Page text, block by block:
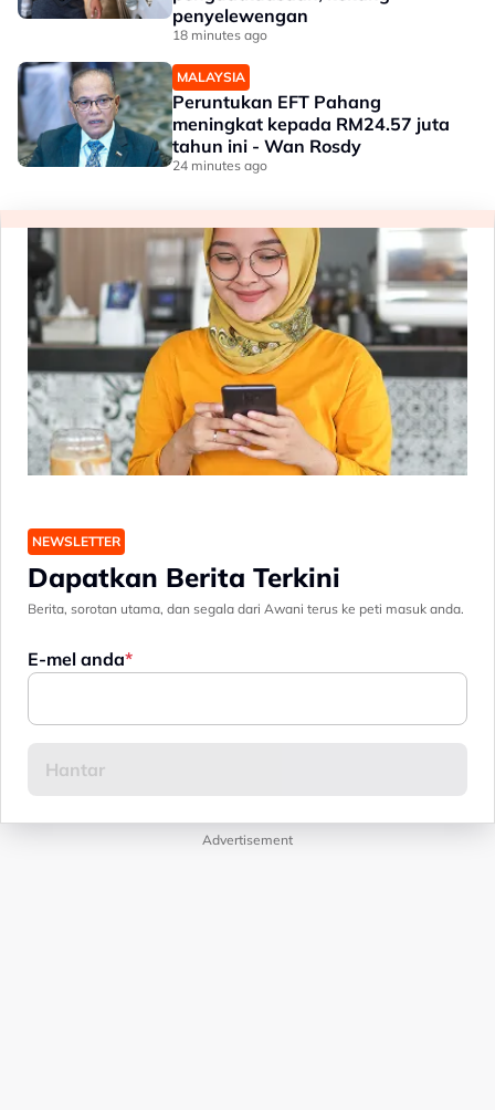
penyelewengan
18 minutes ago
MALAYSIA
Peruntukan EFT Pahang
meningkat kepada RM24.57 juta
tahun ini - Wan Rosdy
24 minutes ago
NEWSLETTER
Dapatkan Berita Terkini
Berita, sorotan utama, dan segala dari Awani terus ke peti masuk anda.
E-mel anda
Advertisement